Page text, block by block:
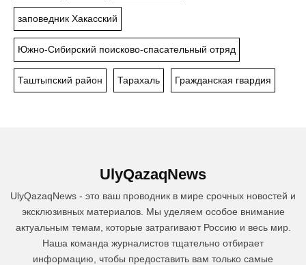
заповедник Хакасский
Южно-Сибирский поисково-спасательный отряд
Таштыпский район Тарахаль Гражданская гвардия
UlyQazaqNews
UlyQazaqNews - это ваш проводник в мире срочных новостей и
эксклюзивных материалов. Мы уделяем особое внимание
актуальным темам, которые затрагивают Россию и весь мир.
Наша команда журналистов тщательно отбирает
информацию, чтобы предоставить вам только самые